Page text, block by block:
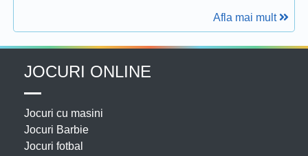
Afla mai mult
JOCURI ONLINE
Jocuri cu masini
Jocuri Barbie
Jocuri fotbal